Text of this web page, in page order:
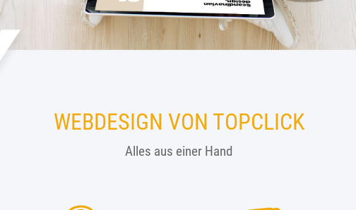
WEBDESIGN VON TOPCLICK
Alles aus einer Hand